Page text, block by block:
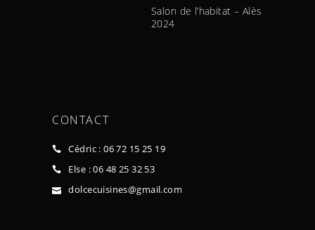
Salon de l’habitat – Alès
2024
CONTACT
Cédric : 06 72 15 25 19
Else : 06 48 25 32 53
dolcecuisines@gmail.com